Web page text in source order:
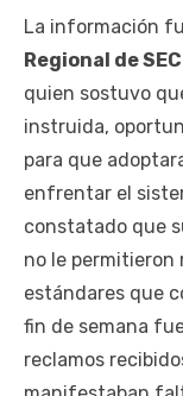
La información
Regional de
quien sostuvo
instruida,
para que
enfrentar el
constatado que
no le permitieron
estándares que
fin de semana
reclamos